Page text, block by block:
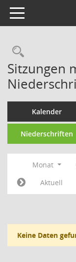
Toggle navigation
Sitzungen
Kalender
Niederschriften
Monat
Aktuell
Keine Daten